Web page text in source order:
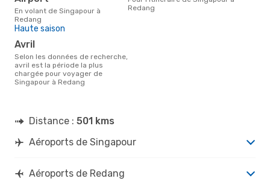
En volant de Singapour à
Redang
Redang
Haute saison
avril
Selon les données de recherche,
avril est la période la plus
chargée pour voyager de
Singapour à Redang
Distance : 501 kms
Aéroports de Singapour
Aéroports de Redang